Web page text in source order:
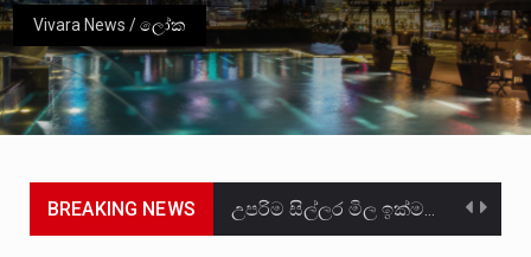
Vivara News /ලෝක
BREAKING NEWS